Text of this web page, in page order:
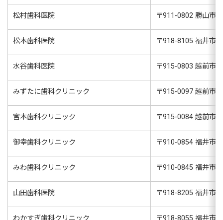
松村歯科医院 〒911-0802 勝山市
松本歯科医院 〒918-8105 福井市
水谷歯科医院 〒915-0803 越前市
みずたに歯科クリニック 〒915-0097 越前市
宮本歯科クリニック 〒915-0084 越前市
御幸歯科クリニック 〒910-0854 福井市
みわ歯科クリニック 〒910-0845 福井市
山田歯科医院 〒918-8205 福井市
わかすぎ歯科クリニック 〒918-8055 福井市